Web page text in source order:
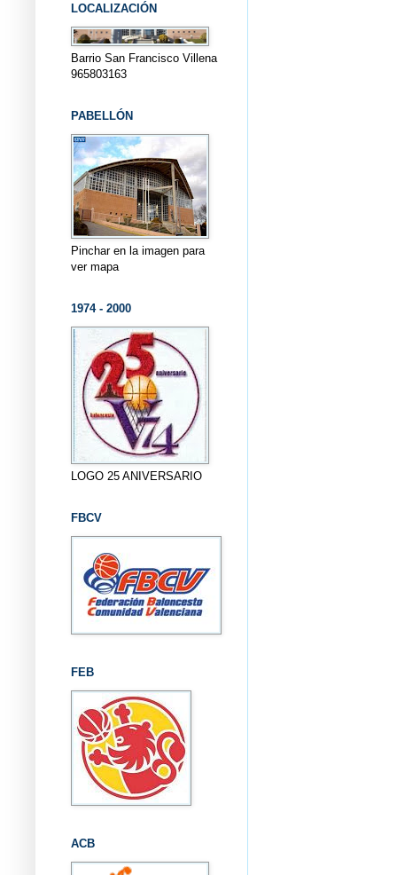
LOCALIZACIÓN
Barrio San Francisco Villena
965803163
PABELLÓN
Pinchar en la imagen para
ver mapa
1974 - 2000
LOGO 25 ANIVERSARIO
FBCV
FEB
ACB